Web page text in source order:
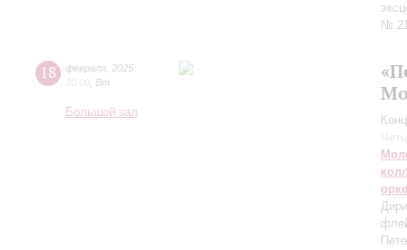
№
18 февраля 2025
20:00 Вт
Большой зал